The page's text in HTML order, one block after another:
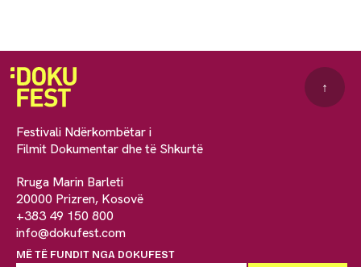
Festivali Ndërkombëtar i
Filmit Dokumentar dhe të Shkurtë
Rruga Marin Barleti
20000 Prizren, Kosovë
+383 49 150 800
info@dokufest.com
MË TË FUNDIT NGA DOKUFEST
↑